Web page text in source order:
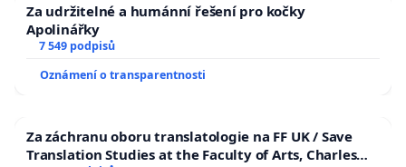
Za udržitelné a humánní řešení pro kočky
Apolinářky
7 549 podpisů
Oznámení o transparentnosti
Za záchranu oboru translatologie na FF UK / Save
Translation Studies at the Faculty of Arts, Charles